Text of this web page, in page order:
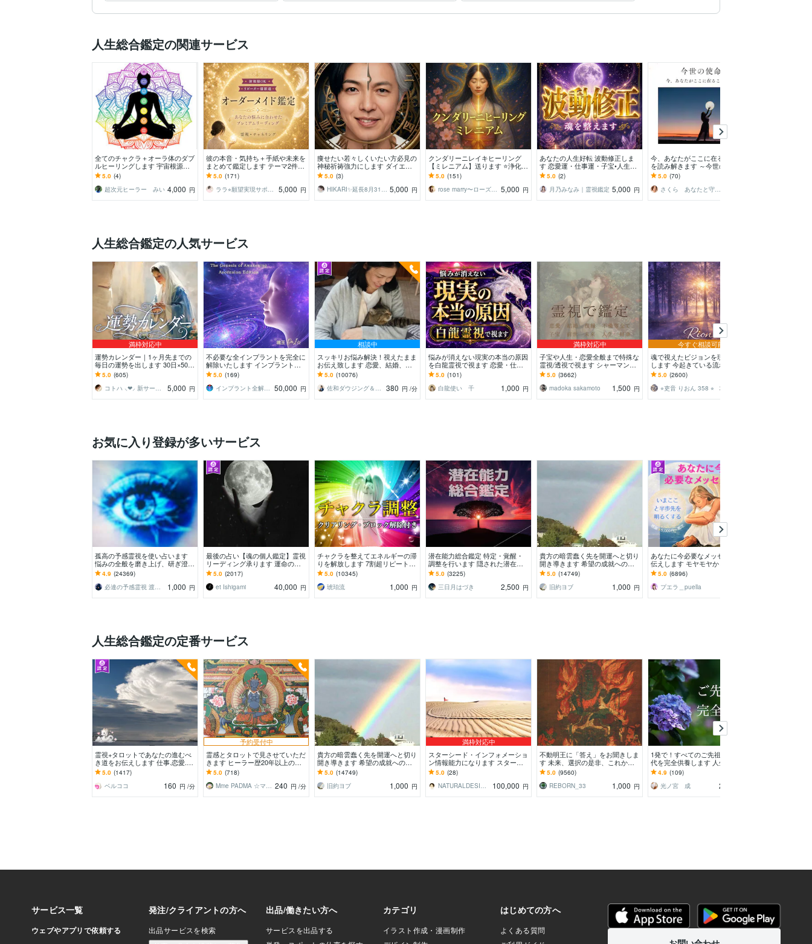
人生総合鑑定の関連サービス
全てのチャクラ＋オーラ体のダブ
ルヒーリングします 宇宙根源の
エネルギーで癒し、生命エネルギ
ーをチャージ！！
5.0 (4)
超次元ヒーラー みい 4,000 円
彼の本音・気持ち＋手紙や未来を
まとめて鑑定します テーマ2件O
K｜お手紙・未来・本音を自由に
選べます（特典付）
5.0 (171)
ララ⭐︎願望実現サポート
5,000 円
痩せたい若々しくいたい方必見の
神秘祈祷強力にします ダイエッ
ト 体型 食事制限なし↑運動一
切なし↑理想の姿へ導く
5.0 (3)
HIKARI✨延長8月31日まで破格値引 5,000 円
クンダリーニレイキヒーリング
【ミレニアム】送ります ⭐浄化→
チャクラ・性開花→ソウルメイト
統合・覚醒→次元上昇⭐
5.0 (151)
rose marry〜ローズマリー 5,000 円
あなたの人生好転 波動修正しま
す 恋愛運・仕事運・子宝•人生の
流れ•ヒーリングも可能
5.0 (2)
月乃みなみ｜霊視鑑定 5,000 円
今、あなたがここに在る事の意味
を読み解きます ～今世のあなた
の魂の使命リーディング～
5.0 (70)
さくら あなたと守護霊を結ぶ人
人生総合鑑定の人気サービス
満枠対応中
運勢カレンダー｜1ヶ月先までの
毎日の運勢を出します 30日×500
字のおよそ1万5千文字で細かく詳
細に記します
5.0 (605)
コトハ ⸜❤︎⸝ 新サービス提供開始✨️
5,000 円
不必要な全インプラントを完全に
解除いたします インプラント全
解除創始者 × 魂の解放・カルマ浄
化・能力開花
5.0 (169)
インプラント全解除創始者｜魂王DaI⭐︎ 50,000 円
相談中
スッキリお悩み解決！視えたまま
お伝え致します 恋愛、結婚、人
間関係、仕事、人生、ペットの気
持ち等◎祈願付き
5.0 (10076)
佐和ダウジング＆スピリットメンター
380 円 /分
悩みが消えない現実の本当の原因
を白龍霊視で視ます 恋愛・仕
事・お金・人間関係｜流れを変え
る次の一手を導きます
5.0 (101)
白龍使い 千
1,000 円
満枠対応中
子宝や人生・恋愛全般まで特殊な
霊視/透視で視ます シャーマンの
血筋による霊視をご体験ください
ませ
5.0 (3662)
madoka sakamoto
1,500 円
今すぐ相談可能
魂で視えたビジョンを現実に落と
します 今起きている流れと選択
肢を伝えます
5.0 (2600)
⭐︎吏音 りおん 358 ⭐︎
380
お気に入り登録が多いサービス
孤高の予感霊視を使い占います
悩みの全般を磨き上げ、研ぎ澄ま
した予感より霊視により導きます
4.9 (24369)
必達の予感霊視 渡邊 潤一
1,000 円
最後の占い【魂の個人鑑定】霊視
リーディング承ります 運命の地
図を手に、輝く人生を創る｜魂の
全体像を紐解く鑑定
5.0 (2017)
et Ishigami
40,000 円
チャクラを整えてエネルギーの滞
りを解放します 7割超リピート！
人生を変えたい人のエネルギー調
整
5.0 (10345)
琥珀流
1,000 円
潜在能力総合鑑定 特定・覚醒・
調整を行います 隠された潜在能
力を把握し、使いこなせるように
しましょう
5.0 (3225)
三日月はづき
2,500 円
貴方の暗雲蠢く先を開運へと切り
開き導きます 希望の成就への
道！未来が気になるあなたへ
5.0 (14749)
旧約ヨブ
1,000 円
あなたに今必要なメッセージをお
伝えします モヤモヤから抜け出
すためのヒントをお伝えします✨
5.0 (6896)
プエラ＿puella
人生総合鑑定の定番サービス
霊視+タロットであなたの進むべ
き道をお伝えします 仕事.恋愛.結
婚.家族.人間関係全ての悩みを解
決に導きます。
5.0 (1417)
ベルココ
160 円 /分
予約受付中
霊感とタロットで見させていただ
きます ヒーラー歴20年以上のパ
ドマが相談者様に寄り添います
5.0 (718)
Mme PADMA ☆マダムパドマ 240 円 /分
貴方の暗雲蠢く先を開運へと切り
開き導きます 希望の成就への
道！未来が気になるあなたへ
5.0 (14749)
旧約ヨブ
1,000 円
満枠対応中
スターシード・インフォメーショ
ン情報能力になります スターシ
ードの超光学ESPスキルの情報能
力を鑑定、施術します
5.0 (28)
NATURALDESIGN 時実 嶺
100,000 円
不動明王に「答え」をお聞きしま
す 未来、選択の是非、これから
の人生の指針などにご利用くださ
い。
5.0 (9560)
REBORN_33
1,000 円
1発で！すべてのご先祖様770世
代を完全供養します 人生の様々
なトラブルの原因となる水子霊、
未成仏霊を1回で供養
4.9 (109)
光ノ宮 成
25,000